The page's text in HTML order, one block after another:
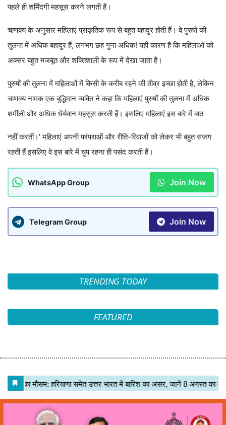
पहले ही शर्मिंदगी महसूस करने लगती हैं।
चाणक्‍य के अनुसार महिलाएं प्राकृतिक रूप से बहुत बहादुर होती हैं। वे पुरुषों की
तुलना में अधिक बहादुर हैं, लगभग छह गुना अधिक! यही कारण है कि महिलाओं को
अक्सर बहुत मजबूत और शक्तिशाली के रूप में देखा जाता है।
पुरुषों की तुलना में महिलाओं में किसी के करीब रहने की तीव्र इच्छा होती है, लेकिन
चाणक्य नामक एक बुद्धिमान व्यक्ति ने कहा कि महिलाएं पुरुषों की तुलना में अधिक
शर्मीली और अधिक धैर्यवान महसूस करती हैं। इसलिए महिलाएं इस बारे में बात
नहीं करतीं।' महिलाएं अपनी परंपराओं और रीति-रिवाजों को लेकर भी बहुत सजग
रहती हैं इसलिए वे इस बारे में चुप रहना ही पसंद करती हैं।
WhatsApp Group Join Now
Telegram Group Join Now
TRENDING TODAY
FEATURED